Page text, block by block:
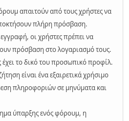
απαιτούν από τους χρήστες να
πλήρη πρόσβαση.
οι χρήστες πρέπει να
πρόσβαση στο λογαριασμό τους.
έχει το δικό του προσωπικό προφίλ.
είναι ένα εξαιρετικά χρήσιμο
πληροφοριών σε μηνύματα και
ύπαρξης ενός φόρουμ, η